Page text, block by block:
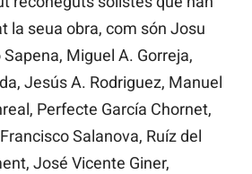
la seua obra, com són Josu
Miguel A. Gorreja,
Jesús A. Rodriguez, Manuel
Perfecte García Chornet,
Salanova, Ruíz del
José Vicente Giner,